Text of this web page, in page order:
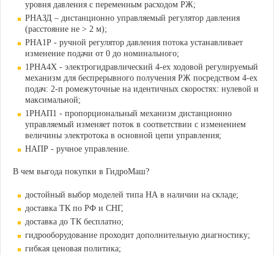
уровня давления с переменным расходом РЖ;
РНАЗД – дистанционно управляемый регулятор давления
(расстояние не > 2 м);
РНА1Р - ручной регулятор давления потока устанавливает
изменение подачи от 0 до номинального;
1РНА4Х - электрогидравлический 4-ех ходовой регулируемый
механизм для беспрерывного получения РЖ посредством 4-ех
подач: 2-п ромежуточные на идентичных скоростях: нулевой и
максимальной;
1РНАП1 - пропорциональный механизм дистанционно
управляемый изменяет поток в соответствии с изменением
величины электротока в основной цепи управления;
НАПР - ручное управление.
В чем выгода покупки в ГидроМаш?
достойный выбор моделей типа НА в наличии на складе;
доставка ТК по РФ и СНГ,
доставка до ТК бесплатно;
гидрооборудование проходит дополнительную диагностику;
гибкая ценовая политика;